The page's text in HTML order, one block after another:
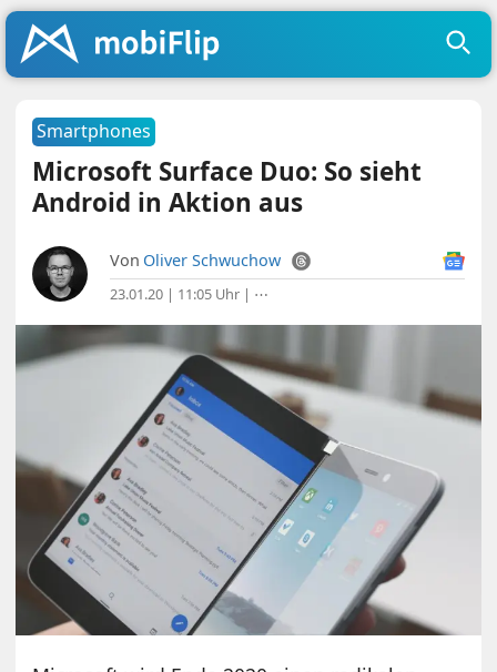
Smartphones
Microsoft Surface Duo: So sieht
Android in Aktion aus
Von Oliver Schwuchow
23.01.20 | 11:05 Uhr | ⋯